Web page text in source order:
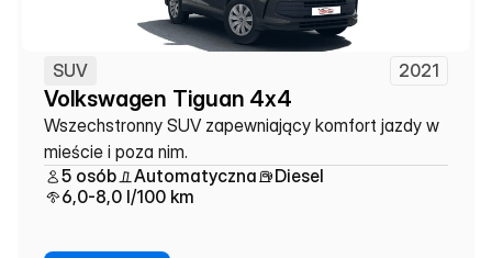
SUV 2021
Volkswagen Tiguan 4x4
Wszechstronny SUV zapewniający komfort jazdy w
mieście i poza nim.
5 osób
Automatyczna
Diesel
6,0-8,0 l/100 km